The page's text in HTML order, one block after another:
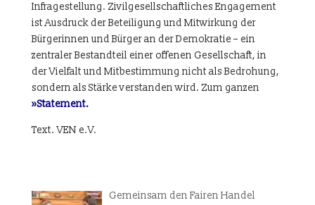
Infragestellung. Zivilgesellschaftliches Engagement
ist Ausdruck der Beteiligung und Mitwirkung der
Bürgerinnen und Bürger an der Demokratie – ein
zentraler Bestandteil einer offenen Gesellschaft, in
der Vielfalt und Mitbestimmung nicht als Bedrohung,
sondern als Stärke verstanden wird. Zum ganzen
»Statement.
Text. VEN e.V.
Gemeinsam den Fairen Handel